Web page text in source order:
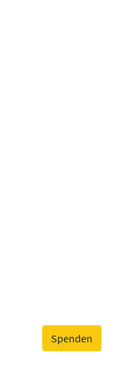
Spenden